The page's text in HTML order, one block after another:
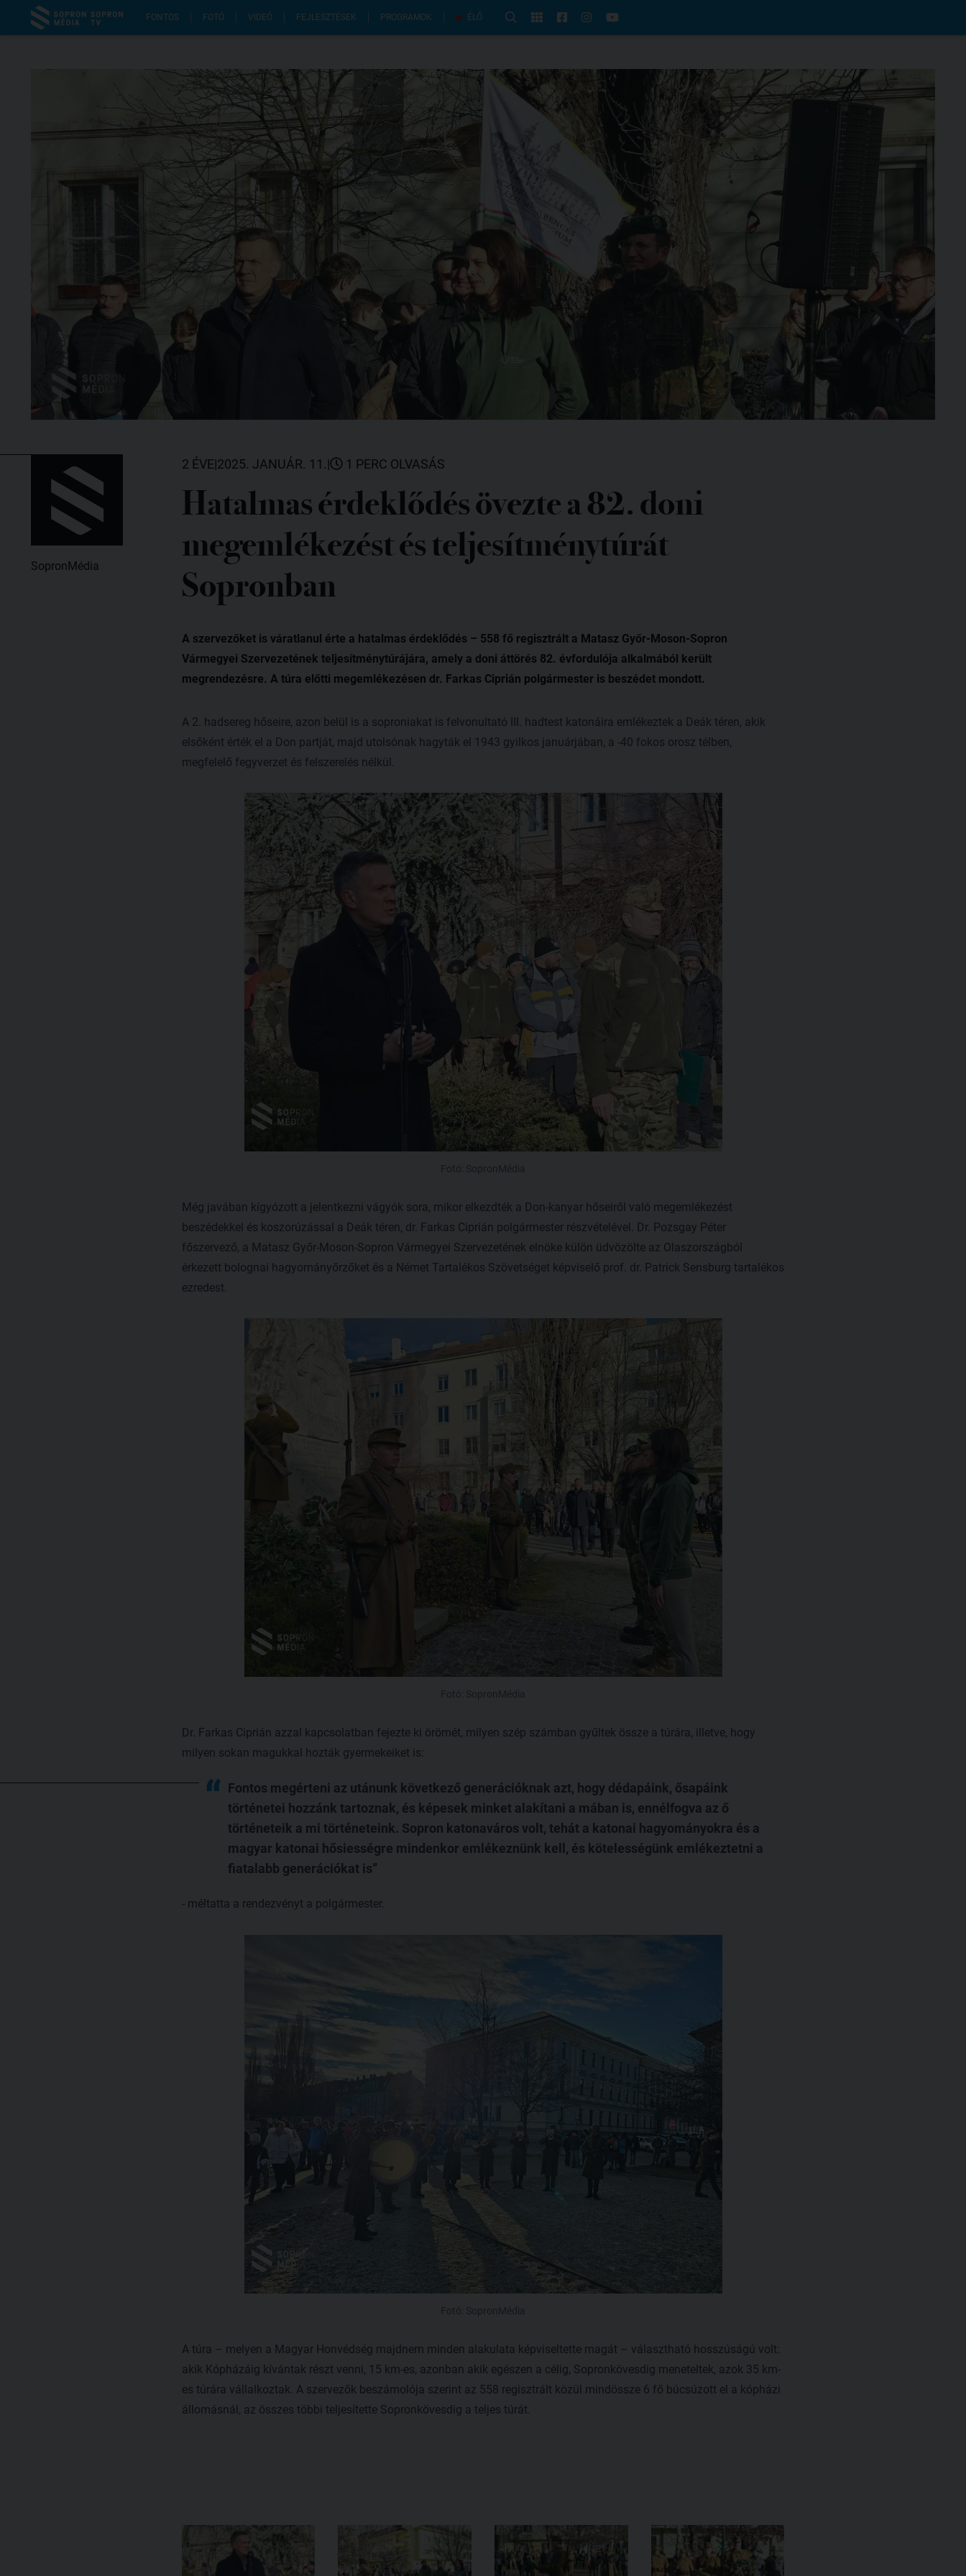
FONTOS FOTÓ VIDEÓ FEJLESZTÉSEK PROGRAMOK ÉLŐ
SopronMédia
2 ÉVE|2025. JANUÁR. 11.| 1 PERC OLVASÁS
Hatalmas érdeklődés övezte a 82. doni
megemlékezést és teljesítménytúrát
Sopronban
A szervezőket is váratlanul érte a hatalmas érdeklődés – 558 fő regisztrált a Matasz Győr-Moson-Sopron
Vármegyei Szervezetének teljesítménytúrájára, amely a doni áttörés 82. évfordulója alkalmából került
megrendezésre. A túra előtti megemlékezésen dr. Farkas Ciprián polgármester is beszédet mondott.
A 2. hadsereg hőseire, azon belül is a soproniakat is felvonultató III. hadtest katonáira emlékeztek a Deák téren, akik
elsőként érték el a Don partját, majd utolsónak hagyták el 1943 gyilkos januárjában, a -40 fokos orosz télben,
megfelelő fegyverzet és felszerelés nélkül.
Még javában kígyózott a jelentkezni vágyók sora, mikor elkezdték a Don-kanyar hőseiről való megemlékezést
beszédekkel és koszorúzással a Deák téren, dr. Farkas Ciprián polgármester részvételével. Dr. Pozsgay Péter
főszervező, a Matasz Győr-Moson-Sopron Vármegyei Szervezetének elnöke külön üdvözölte az Olaszországból
érkezett bolognai hagyományőrzőket és a Német Tartalékos Szövetséget képviselő prof. dr. Patrick Sensburg tartalékos
ezredest.
Dr. Farkas Ciprián azzal kapcsolatban fejezte ki örömét, milyen szép számban gyűltek össze a túrára, illetve, hogy
milyen sokan magukkal hozták gyermekeiket is:
Fontos megérteni az utánunk következő generációknak azt, hogy dédapáink, ősapáink
történetei hozzánk tartoznak, és képesek minket alakítani a mában is, ennélfogva az ő
történeteik a mi történeteink. Sopron katonaváros volt, tehát a katonai hagyományokra és a
magyar katonai hősiességre mindenkor emlékeznünk kell, és kötelességünk emlékeztetni a
fiatalabb generációkat is
- méltatta a rendezvényt a polgármester.
A túra – melyen a Magyar Honvédség majdnem minden alakulata képviseltette magát – választható hosszúságú volt:
akik Kópházáig kívántak részt venni, 15 km-es, azonban akik egészen a célig, Sopronkövesdig meneteltek, azok 35 km-
es túrára vállalkoztak. A szervezők beszámolója szerint az 558 regisztrált közül mindössze 6 fő búcsúzott el a kópházi
állomásnál, az összes többi teljesítette Sopronkövesdig a teljes túrát.